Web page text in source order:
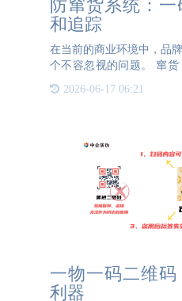
防窜货系统：
和追踪
在当前的商业环境中，品
个不容忽视的问题。 窜货
系，更对品牌形象构成了
2026-06-17 06:21
一物一码二维
利器